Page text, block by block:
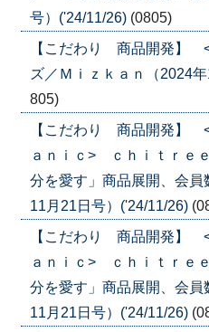
号）('24/11/26) (0805)
【こだわり 商品開発】
ズ／Ｍｉｚｋａｎ（2024
805)
【こだわり 商品開発】
ａｎｉｃ> ｃｈｉｔｒｅ
分を愛す」商品展開、会
11月21日号）('24/11/26)
【こだわり 商品開発】
ａｎｉｃ> ｃｈｉｔｒｅ
分を愛す」商品展開、会
11月21日号）('24/11/26)